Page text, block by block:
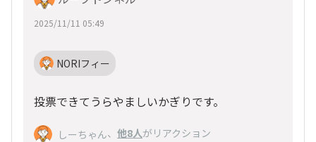
2025/11/11 05:49
NORIフィー
投票できてうらやましいかぎりです。
しーちゃん、 他8人がリアクション